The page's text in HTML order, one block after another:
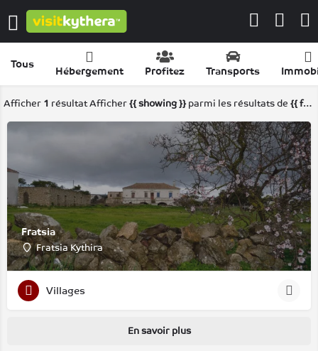
Tous
Hébergement Profitez Transports
Afficher 1 résultat Afficher {{ showing }}parmi les résultats de {{ foundPosts }}
Fratsia
Fratsia Kythira
Villages
En savoir plus